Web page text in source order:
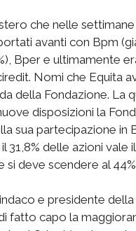
che nelle
avanti con Bpm
Bper e ultimamente
Nomi che Equita
della Fondazione. La
disposizioni la
sua partecipazione in
31,8% delle azioni vale
si deve scendere al
e presidente
fatto capo la